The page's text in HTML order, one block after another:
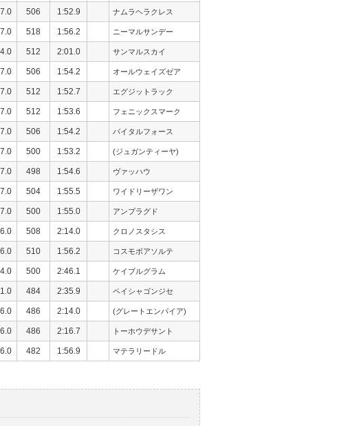
506 1:52.9 ナムラヘラクレス
518 1:56.2 ニーマルサンデー
512 2:01.0 サンマルスカイ
506 1:54.2 オールウェイズゼア
512 1:52.7 エグジットラック
512 1:53.6 フェニックスマーク
506 1:54.2 バイタルフォース
500 1:53.2 (ジュガンティーヤ)
498 1:54.6 ヴァッハウ
504 1:55.5 ワイドリーザワン
500 1:55.0 アンプラグド
508 2:14.0 クロノスタシス
510 1:56.2 コスモボアソルテ
500 2:46.1 ケイブルグラム
484 2:35.9 ペイシャゴンジセ
486 2:14.0 (グレートエンパイア)
486 2:16.7 トーホウデサント
482 1:56.9 マテラリードル